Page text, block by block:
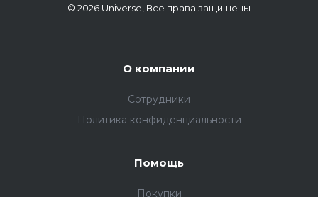
© 2026 Universe, Все права защищены
О компании
Сотрудники
Политика конфиденциальности
Помощь
Покупки